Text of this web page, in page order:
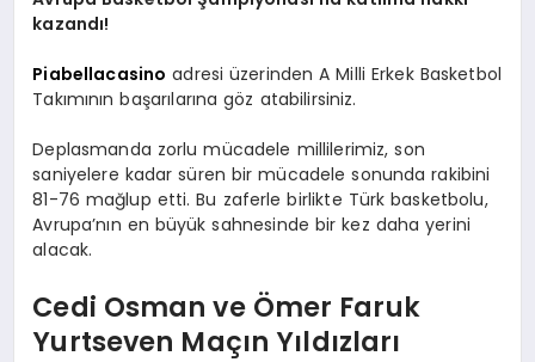
kazandı!
Piabellacasino adresi üzerinden A Milli Erkek Basketbol
Takımının başarılarına göz atabilirsiniz.
Deplasmanda zorlu mücadele millilerimiz, son
saniyelere kadar süren bir mücadele sonunda rakibini
81-76 mağlup etti. Bu zaferle birlikte Türk basketbolu,
Avrupa’nın en büyük sahnesinde bir kez daha yerini
alacak.
Cedi Osman ve Ömer Faruk
Yurtseven Maçın Yıldızları